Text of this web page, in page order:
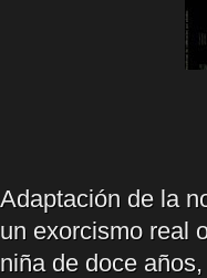
Adaptación de la
un exorcismo real
niña de doce